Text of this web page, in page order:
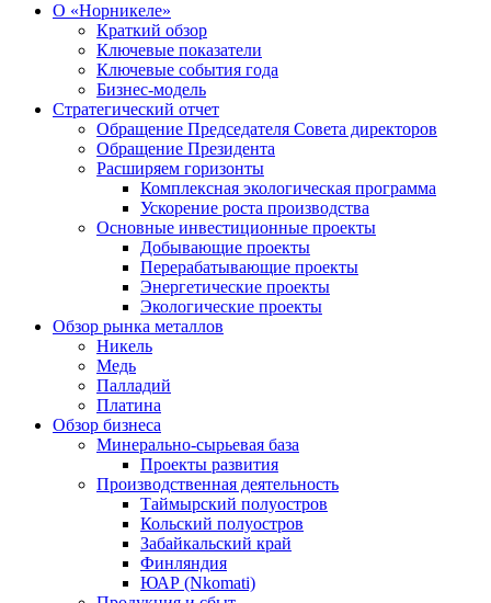
О «Норникеле»
Краткий обзор
Ключевые показатели
Ключевые события года
Бизнес-модель
Стратегический отчет
Обращение Председателя Совета директоров
Обращение Президента
Расширяем горизонты
Комплексная экологическая программа
Ускорение роста производства
Основные инвестиционные проекты
Добывающие проекты
Перерабатывающие проекты
Энергетические проекты
Экологические проекты
Обзор рынка металлов
Никель
Медь
Палладий
Платина
Обзор бизнеса
Минерально-сырьевая база
Проекты развития
Производственная деятельность
Таймырский полуостров
Кольский полуостров
Забайкальский край
Финляндия
ЮАР (Nkomati)